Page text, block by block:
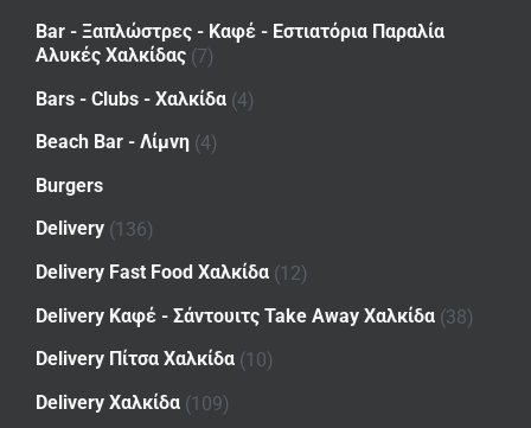
Bar - Ξαπλώστρες - Καφέ - Εστιατόρια Παραλία
Αλυκές Χαλκίδας (7)
Bars - Clubs - Χαλκίδα (4)
Beach Bar - Λίμνη (4)
Burgers
Delivery (136)
Delivery Fast Food Χαλκίδα (12)
Delivery Καφέ - Σάντουιτς Take Away Χαλκίδα (38)
Delivery Πίτσα Χαλκίδα (10)
Delivery Χαλκίδα (109)